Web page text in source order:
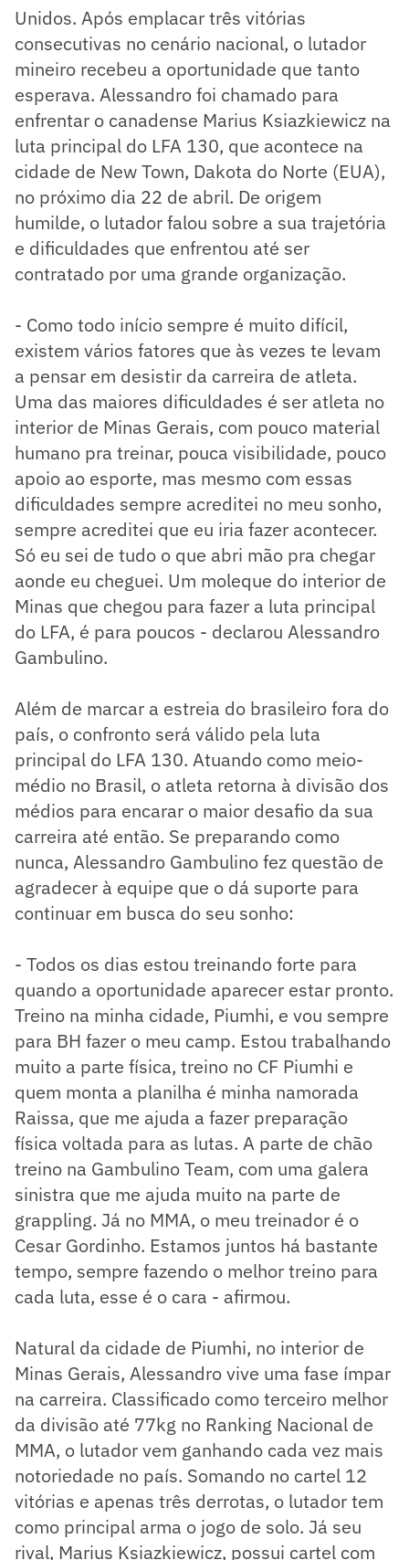
Unidos. Após emplacar três vitórias
consecutivas no cenário nacional, o lutador
mineiro recebeu a oportunidade que tanto
esperava. Alessandro foi chamado para
enfrentar o canadense Marius Ksiazkiewicz na
luta principal do LFA 130, que acontece na
cidade de New Town, Dakota do Norte (EUA),
no próximo dia 22 de abril. De origem
humilde, o lutador falou sobre a sua trajetória
e dificuldades que enfrentou até ser
contratado por uma grande organização.
- Como todo início sempre é muito difícil,
existem vários fatores que às vezes te levam
a pensar em desistir da carreira de atleta.
Uma das maiores dificuldades é ser atleta no
interior de Minas Gerais, com pouco material
humano pra treinar, pouca visibilidade, pouco
apoio ao esporte, mas mesmo com essas
dificuldades sempre acreditei no meu sonho,
sempre acreditei que eu iria fazer acontecer.
Só eu sei de tudo o que abri mão pra chegar
aonde eu cheguei. Um moleque do interior de
Minas que chegou para fazer a luta principal
do LFA, é para poucos - declarou Alessandro
Gambulino.
Além de marcar a estreia do brasileiro fora do
país, o confronto será válido pela luta
principal do LFA 130. Atuando como meio-
médio no Brasil, o atleta retorna à divisão dos
médios para encarar o maior desafio da sua
carreira até então. Se preparando como
nunca, Alessandro Gambulino fez questão de
agradecer à equipe que o dá suporte para
continuar em busca do seu sonho:
- Todos os dias estou treinando forte para
quando a oportunidade aparecer estar pronto.
Treino na minha cidade, Piumhi, e vou sempre
para BH fazer o meu camp. Estou trabalhando
muito a parte física, treino no CF Piumhi e
quem monta a planilha é minha namorada
Raissa, que me ajuda a fazer preparação
física voltada para as lutas. A parte de chão
treino na Gambulino Team, com uma galera
sinistra que me ajuda muito na parte de
grappling. Já no MMA, o meu treinador é o
Cesar Gordinho. Estamos juntos há bastante
tempo, sempre fazendo o melhor treino para
cada luta, esse é o cara - afirmou.
Natural da cidade de Piumhi, no interior de
Minas Gerais, Alessandro vive uma fase ímpar
na carreira. Classificado como terceiro melhor
da divisão até 77kg no Ranking Nacional de
MMA, o lutador vem ganhando cada vez mais
notoriedade no país. Somando no cartel 12
vitórias e apenas três derrotas, o lutador tem
como principal arma o jogo de solo. Já seu
rival, Marius Ksiazkiewicz, possui cartel com